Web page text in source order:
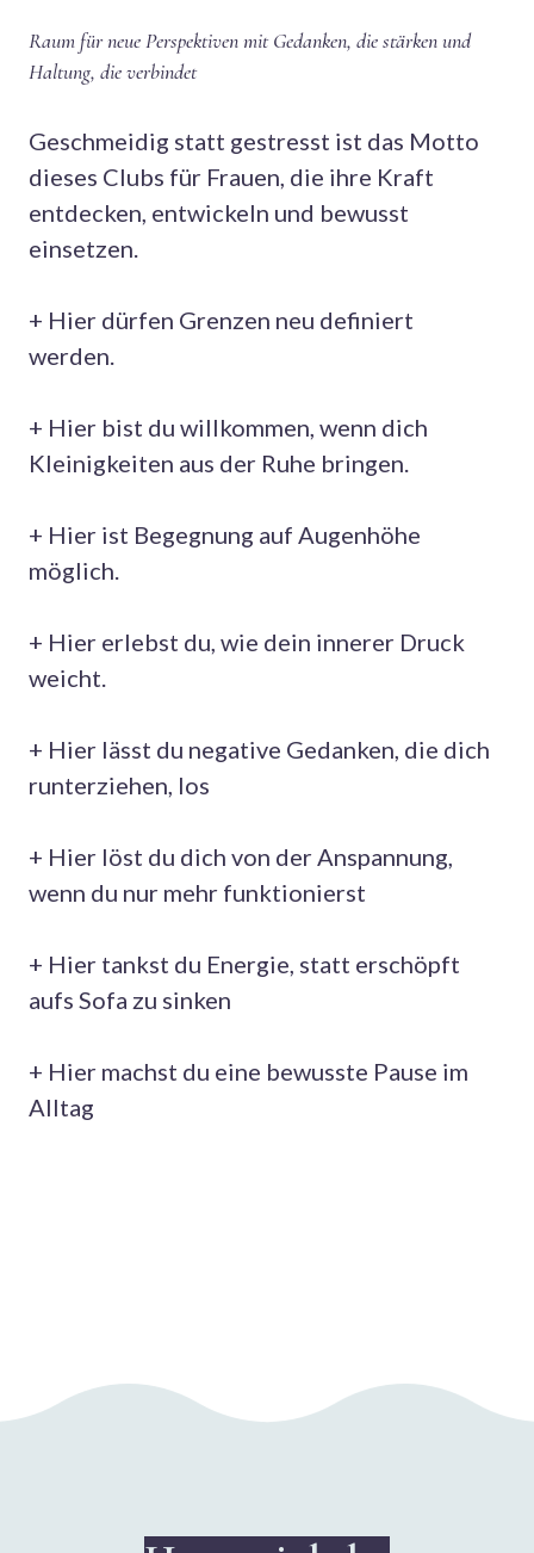
Raum für neue Perspektiven mit Gedanken, die stärken und
Haltung, die verbindet
Geschmeidig statt gestresst ist das Motto
dieses Clubs für Frauen, die ihre Kraft
entdecken, entwickeln und bewusst
einsetzen.
+ Hier dürfen Grenzen neu definiert
werden.
+ Hier bist du willkommen, wenn dich
Kleinigkeiten aus der Ruhe bringen.
+ Hier ist Begegnung auf Augenhöhe
möglich.
+ Hier erlebst du, wie dein innerer Druck
weicht.
+ Hier lässt du negative Gedanken, die dich
runterziehen, los
+ Hier löst du dich von der Anspannung,
wenn du nur mehr funktionierst
+ Hier tankst du Energie, statt erschöpft
aufs Sofa zu sinken
+ Hier machst du eine bewusste Pause im
Alltag